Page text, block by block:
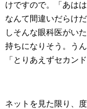
けですので。「あは
なんて間違いだらけ
しそんな眼科医がい
持ちになりそう。う
「とりあえずセカン
ネットを見た限り、